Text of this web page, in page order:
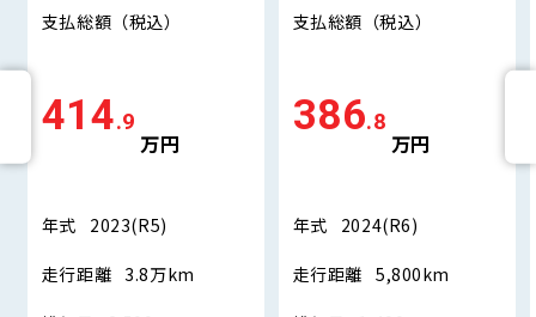
支払総額 （税込）
414.9
万円
年式 2023(R5)
走行距離 3.8万km
支払総額 （税込）
386.8
万円
年式 2024(R6)
走行距離 5,800km